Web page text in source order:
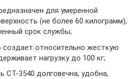
для умеренной
(не более 60 килограмм),
срок службы;
создает относительно жесткую
нагрузку до 100 кг;
СТ-3540 долговечна, удобна,